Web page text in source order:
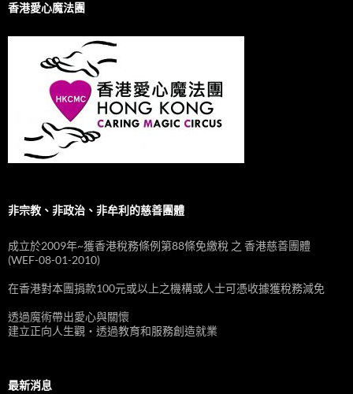
香港愛心魔法團
非宗教、非政治、非牟利的慈善團體
成立於2009年~獲香港稅務條例第88條免繳稅 之 香港慈善團體
(WEF-08-01-2010)
在香港對本團捐款100元或以上之機構或人士可憑收據獲稅務減免
透過魔術帶出愛心與關懷
建立正向人生觀‧透過教育和服務創造就業
最新消息